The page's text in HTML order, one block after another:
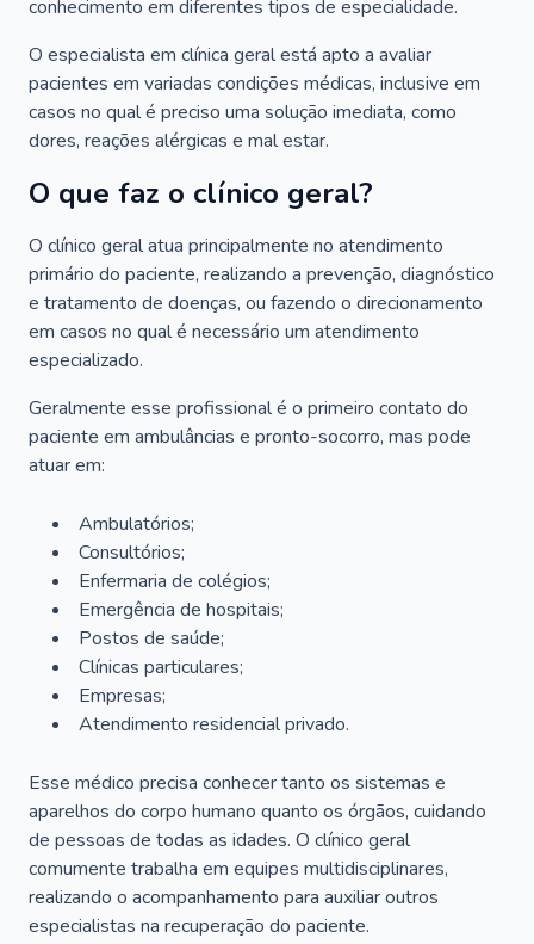
conhecimento em diferentes tipos de especialidade.
O especialista em clínica geral está apto a avaliar
pacientes em variadas condições médicas, inclusive em
casos no qual é preciso uma solução imediata, como
dores, reações alérgicas e mal estar.
O que faz o clínico geral?
O clínico geral atua principalmente no atendimento
primário do paciente, realizando a prevenção, diagnóstico
e tratamento de doenças, ou fazendo o direcionamento
em casos no qual é necessário um atendimento
especializado.
Geralmente esse profissional é o primeiro contato do
paciente em ambulâncias e pronto-socorro, mas pode
atuar em:
Ambulatórios;
Consultórios;
Enfermaria de colégios;
Emergência de hospitais;
Postos de saúde;
Clínicas particulares;
Empresas;
Atendimento residencial privado.
Esse médico precisa conhecer tanto os sistemas e
aparelhos do corpo humano quanto os órgãos, cuidando
de pessoas de todas as idades. O clínico geral
comumente trabalha em equipes multidisciplinares,
realizando o acompanhamento para auxiliar outros
especialistas na recuperação do paciente.